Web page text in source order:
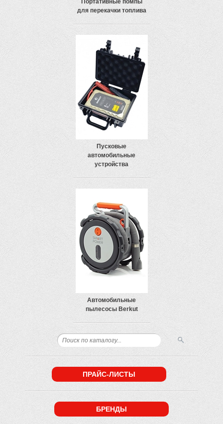
Портативные помпы
для перекачки топлива
Пусковые
автомобильные
устройства
Автомобильные
пылесосы Berkut
ПРАЙС-ЛИСТЫ
БРЕНДЫ